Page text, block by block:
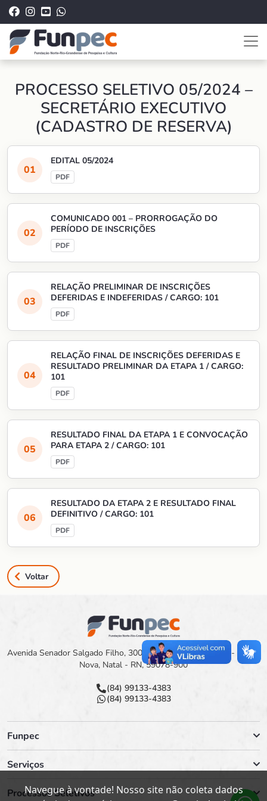
PROCESSO SELETIVO 05/2024 –
SECRETÁRIO EXECUTIVO
(CADASTRO DE RESERVA)
EDITAL 05/2024
COMUNICADO 001 – PRORROGAÇÃO DO
PERÍODO DE INSCRIÇÕES
RELAÇÃO PRELIMINAR DE INSCRIÇÕES
DEFERIDAS E INDEFERIDAS / CARGO: 101
RELAÇÃO FINAL DE INSCRIÇÕES DEFERIDAS E
RESULTADO PRELIMINAR DA ETAPA 1 / CARGO:
101
RESULTADO FINAL DA ETAPA 1 E CONVOCAÇÃO
PARA ETAPA 2 / CARGO: 101
RESULTADO DA ETAPA 2 E RESULTADO FINAL
DEFINITIVO / CARGO: 101
Voltar
Avenida Senador Salgado Filho, 3000 Campus Universitário - Lagoa
Nova, Natal - RN, 59078-900
(84) 99133-4383
(84) 99133-4383
Funpec
Serviços
Processos Seletivos
Navegue à vontade! Nosso site não coleta dados